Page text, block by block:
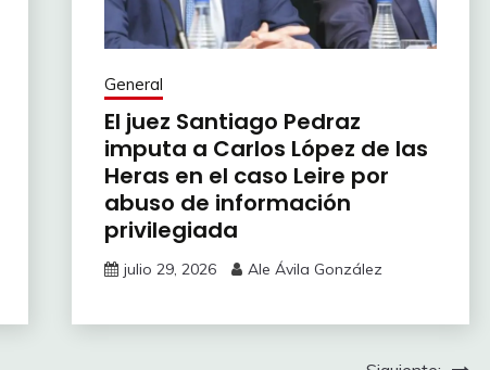
General
El juez Santiago Pedraz
imputa a Carlos López de las
Heras en el caso Leire por
abuso de información
privilegiada
julio 29, 2026 Ale Ávila González